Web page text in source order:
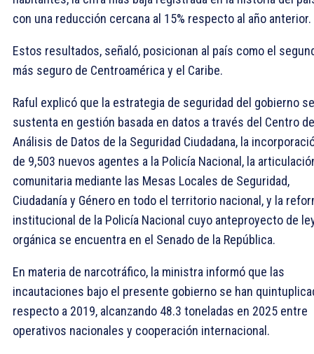
con una reducción cercana al 15% respecto al año anterior.
Estos resultados, señaló, posicionan al país como el
más seguro de Centroamérica y el Caribe.
Raful explicó que la estrategia de seguridad del gobierno se
sustenta en gestión basada en datos a través del Centro de
Análisis de Datos de la Seguridad Ciudadana, la
de 9,503 nuevos agentes a la Policía Nacional, la
comunitaria mediante las Mesas Locales de Seguridad,
Ciudadanía y Género en todo el territorio nacional, y la
institucional de la Policía Nacional cuyo anteproyecto de
orgánica se encuentra en el Senado de la República.
En materia de narcotráfico, la ministra informó que las
incautaciones bajo el presente gobierno se han
respecto a 2019, alcanzando 48.3 toneladas en 2025 entre
operativos nacionales y cooperación internacional.